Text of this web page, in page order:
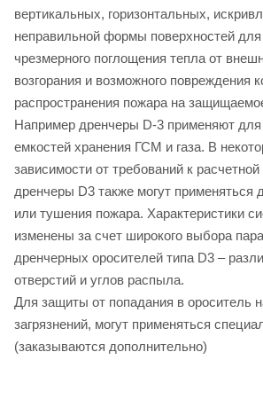
вертикальных, горизонтальных,
неправильной формы поверхностей
чрезмерного поглощения тепла от
возгорания и возможного повреждения
распространения пожара на
Например дренчеры D-3 применяют
емкостей хранения ГСМ и газа. В
зависимости от требований к
дренчеры D3 также могут применяться
или тушения пожара. Характеристики
изменены за счет широкого выбора
дренчерных оросителей типа D3 –
отверстий и углов распыла.
Для защиты от попадания в ороситель
загрязнений, могут применяться
(заказываются дополнительно)